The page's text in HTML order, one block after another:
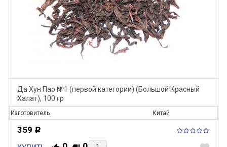
Да Хун Пао №1 (первой категории) (Большой Красный
Халат), 100 гр
Изготовитель Китай
359 Р